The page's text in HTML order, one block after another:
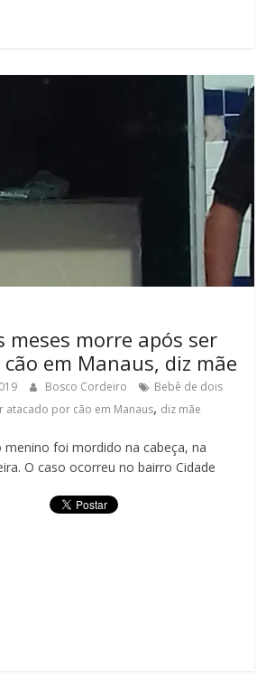
meses morre após ser
em Manaus, diz mãe
Bosco Cordeiro
Bebê de dois
atacado por cão em Manaus, diz mãe
menino foi mordido na cabeça, na
O caso ocorreu no bairro Cidade